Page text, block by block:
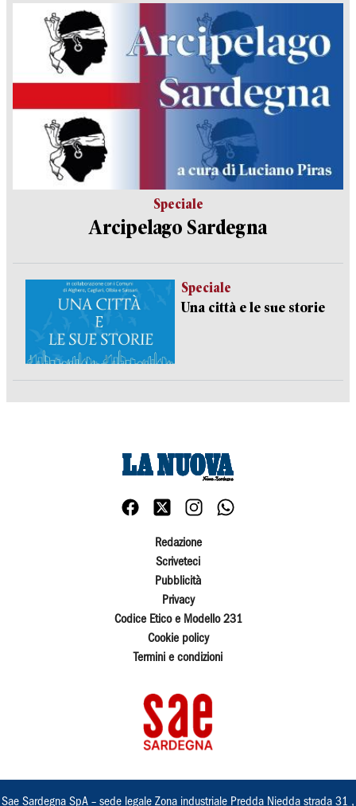
Speciale
Arcipelago Sardegna
Speciale
Una città e le sue storie
Redazione
Scriveteci
Pubblicità
Privacy
Codice Etico e Modello 231
Cookie policy
Termini e condizioni
Sae Sardegna SpA – sede legale Zona industriale Predda Niedda strada 31 ,